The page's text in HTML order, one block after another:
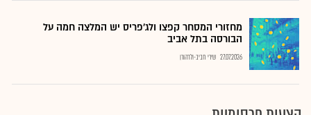
מחזורי המסחר קפצו ולג'פריס יש המלצה חמה על
הבורסה בתל אביב
27.07.2026 שירי חביב-ולדהורן